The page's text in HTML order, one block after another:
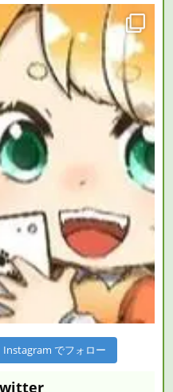
Instagram でフォロー